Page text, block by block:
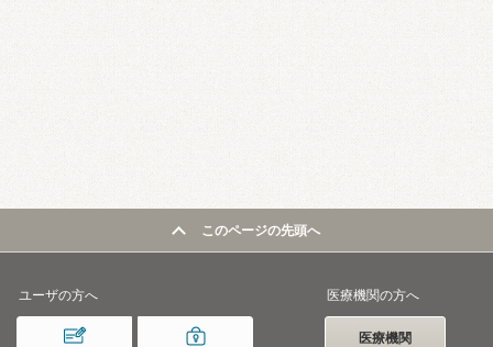
このページの先頭へ
ユーザの方へ 医療機関の方へ
医療機関